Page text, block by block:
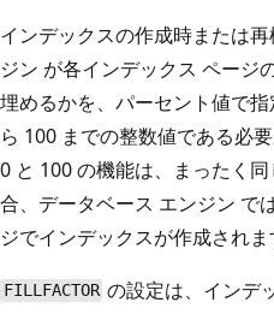
インデックスの作成時または
ジン が各インデックス ページ
埋めるかを、パーセント値で指
ら 100 までの整数値である必
0 と 100 の機能は、まったく同
合、データベース エンジン で
ジでインデックスが作成されま
FILLFACTOR の設定は、インデ